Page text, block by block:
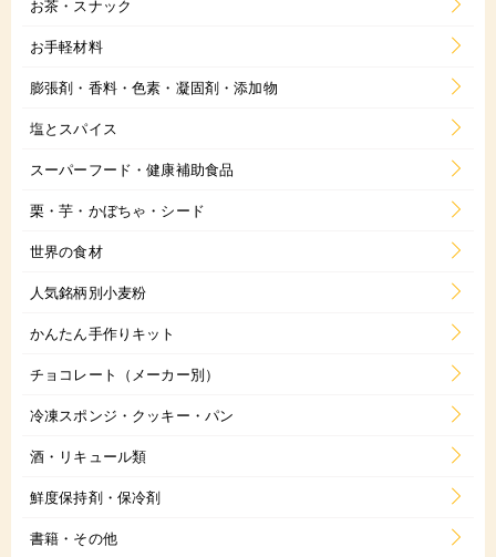
お茶・スナック
お手軽材料
膨張剤・香料・色素・凝固剤・添加物
塩とスパイス
スーパーフード・健康補助食品
栗・芋・かぼちゃ・シード
世界の食材
人気銘柄別小麦粉
かんたん手作りキット
チョコレート（メーカー別）
冷凍スポンジ・クッキー・パン
酒・リキュール類
鮮度保持剤・保冷剤
書籍・その他